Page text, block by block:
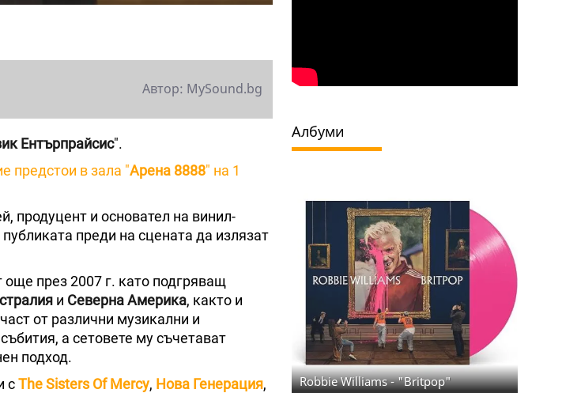
Автор: MySound.bg
Ентърпрайсис".
предстои в зала "Арена 8888" на 1
продуцент и основател на винил-
преди на сцената да излязат
още през 2007 г. като подгряващ
и Северна Америка, както и
от различни музикални и
а сетовете му съчетават
подход.
сThe Sisters Of Mercy, Нова Генерация,
Албуми
Robbie Williams - "Britpop"